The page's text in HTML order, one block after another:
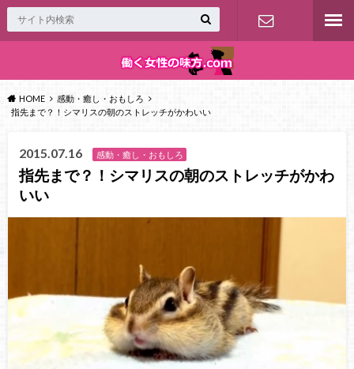
HOME
感動・癒し・おもしろ
指先まで？！シマリスの朝のストレッチがかわいい
2015.07.16 感動・癒し・おもしろ
指先まで？！シマリスの朝のストレッチがかわ
いい